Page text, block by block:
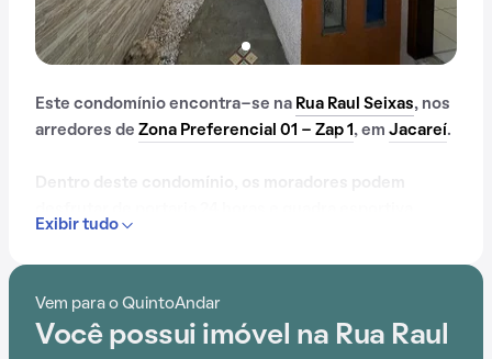
Este condomínio encontra-se na Rua Raul Seixas, nos
arredores de Zona Preferencial 01 - Zap 1 , em Jacareí.
Exibir tudo
Vem para o QuintoAndar
Você possui imóvel na Rua Raul